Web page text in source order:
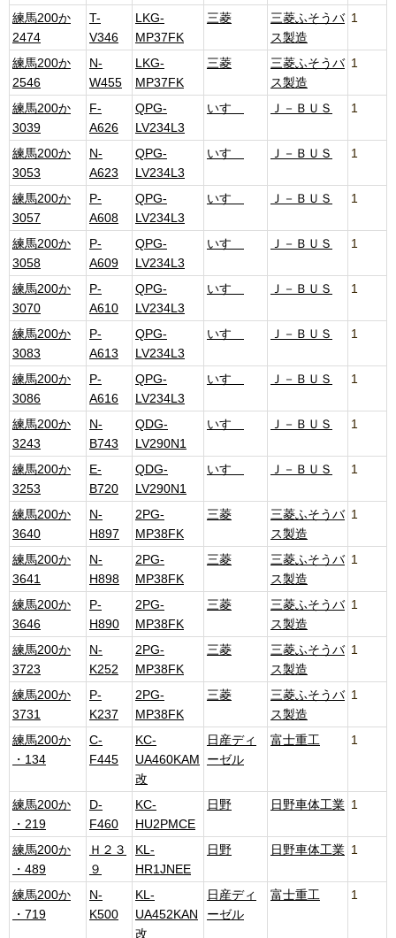
練馬200か
2474
T-
V346
LKG-
MP37FK
三菱
三菱ふそうバ
ス製造
1
練馬200か
2546
N-
W455
LKG-
MP37FK
三菱
三菱ふそうバ
ス製造
1
練馬200か
3039
F-
A626
QPG-
LV234L3
いすゞ Ｊ－ＢＵＳ 1
練馬200か
3053
N-
A623
QPG-
LV234L3
いすゞ Ｊ－ＢＵＳ 1
練馬200か
3057
P-
A608
QPG-
LV234L3
いすゞ Ｊ－ＢＵＳ 1
練馬200か
3058
P-
A609
QPG-
LV234L3
いすゞ Ｊ－ＢＵＳ 1
練馬200か
3070
P-
A610
QPG-
LV234L3
いすゞ Ｊ－ＢＵＳ 1
練馬200か
3083
P-
A613
QPG-
LV234L3
いすゞ Ｊ－ＢＵＳ 1
練馬200か
3086
P-
A616
QPG-
LV234L3
いすゞ Ｊ－ＢＵＳ 1
練馬200か
3243
N-
B743
QDG-
LV290N1
いすゞ Ｊ－ＢＵＳ 1
練馬200か
3253
E-
B720
QDG-
LV290N1
いすゞ Ｊ－ＢＵＳ 1
練馬200か
3640
N-
H897
2PG-
MP38FK
三菱
三菱ふそうバ
ス製造
1
練馬200か
3641
N-
H898
2PG-
MP38FK
三菱
三菱ふそうバ
ス製造
1
練馬200か
3646
P-
H890
2PG-
MP38FK
三菱
三菱ふそうバ
ス製造
1
練馬200か
3723
N-
K252
2PG-
MP38FK
三菱
三菱ふそうバ
ス製造
1
練馬200か
3731
P-
K237
2PG-
MP38FK
三菱
三菱ふそうバ
ス製造
1
練馬200か
・134
C-
F445
KC-
UA460KAM
改
日産ディ
ーゼル
富士重工 1
練馬200か
・219
D-
F460
KC-
HU2PMCE
日野 日野車体工業 1
練馬200か
・489
Ｈ２３
９
KL-
HR1JNEE
日野 日野車体工業 1
練馬200か
・719
N-
K500
KL-
UA452KAN
改
日産ディ
ーゼル
富士重工 1